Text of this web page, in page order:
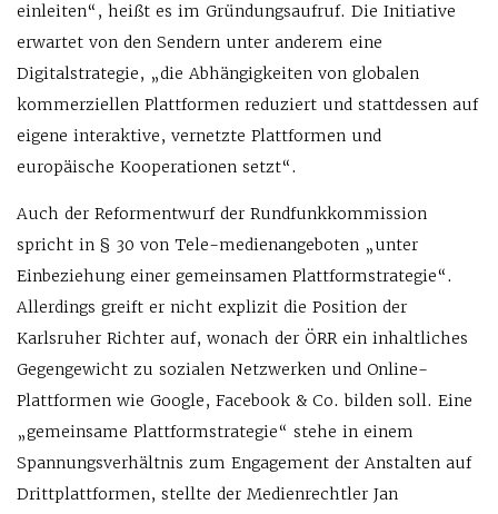
einleiten“, heißt es im Gründungsaufruf. Die Initiative
erwartet von den Sendern unter anderem eine
Digitalstrategie, „die Abhängigkeiten von globalen
kommerziellen Plattformen reduziert und stattdessen auf
eigene interaktive, vernetzte Plattformen und
europäische Kooperationen setzt“.
Auch der Reformentwurf der Rundfunkkommission
spricht in § 30 von Tele-medienangeboten „unter
Einbeziehung einer gemeinsamen Plattformstrategie“.
Allerdings greift er nicht explizit die Position der
Karlsruher Richter auf, wonach der ÖRR ein inhaltliches
Gegengewicht zu sozialen Netzwerken und Online-
Plattformen wie Google, Facebook & Co. bilden soll. Eine
„gemeinsame Plattformstrategie“ stehe in einem
Spannungsverhältnis zum Engagement der Anstalten auf
Drittplattformen, stellte der Medienrechtler Jan